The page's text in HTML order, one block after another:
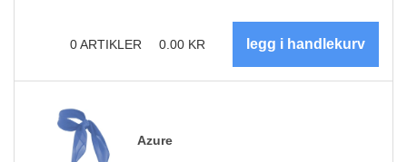
0ARTIKLER 0.00 KR
Azure